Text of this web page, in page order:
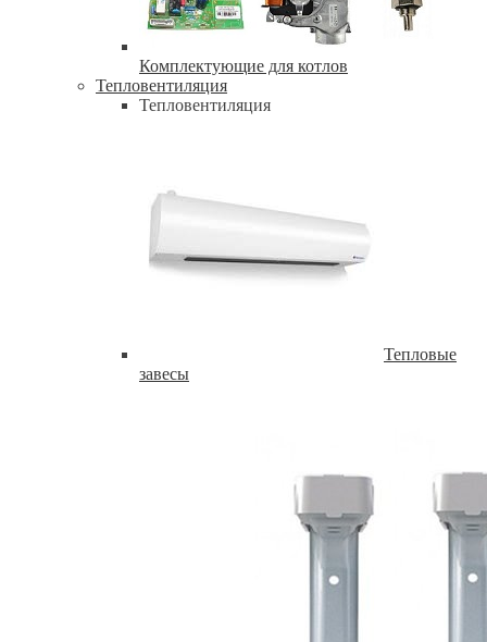
Комплектующие для котлов
Тепловентиляция
Тепловентиляция
Тепловые
завесы